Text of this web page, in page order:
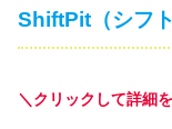
ShiftPit（シフト
＼クリックして詳細